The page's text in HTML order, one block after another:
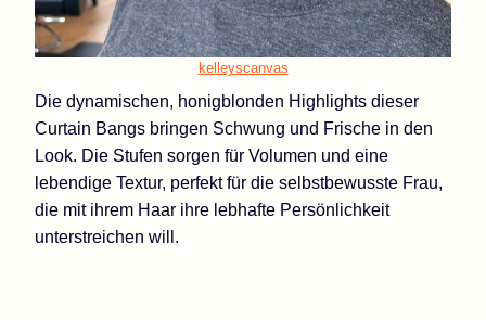
kelleyscanvas
Die dynamischen, honigblonden Highlights dieser
Curtain Bangs bringen Schwung und Frische in den
Look. Die Stufen sorgen für Volumen und eine
lebendige Textur, perfekt für die selbstbewusste Frau,
die mit ihrem Haar ihre lebhafte Persönlichkeit
unterstreichen will.